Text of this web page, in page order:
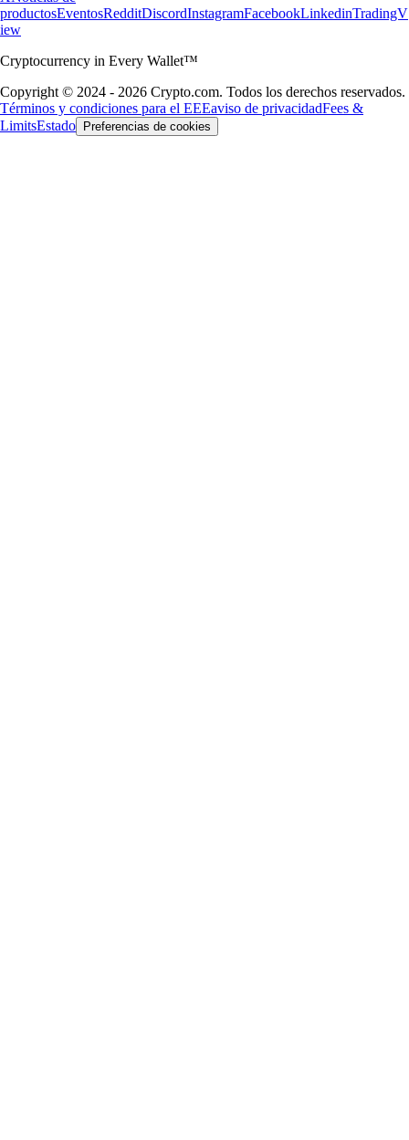
productosEventosRedditDiscordInstagramFacebookLinkedinTradingV
iew
Cryptocurrency in Every Wallet™
Copyright © 2024 - 2026 Crypto.com. Todos los derechos reservados.
Términos y condiciones para el EEEaviso de privacidadFees &
LimitsEstado Preferencias de cookies